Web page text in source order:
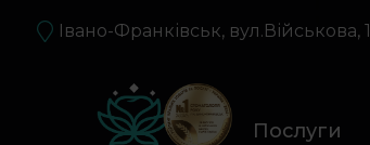
Івано-Франківськ, вул.Військова, 1
Послуги